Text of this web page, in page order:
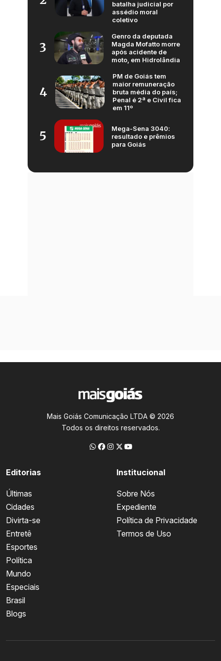
batalha judicial por
assédio moral
coletivo
3
Genro da deputada
Magda Mofatto morre
após acidente de
moto, em Hidrolândia
4
PM de Goiás tem
maior remuneração
bruta média do país;
Penal é 2ª e Civil fica
em 11º
5
Mega-Sena 3040:
resultado e prêmios
para Goiás
Mais Goiás Comunicação LTDA © 2026
Todos os direitos reservados.
Editorias
Últimas
Cidades
Divirta-se
Entretê
Esportes
Política
Mundo
Especiais
Brasil
Blogs
Institucional
Sobre Nós
Expediente
Política de Privacidade
Termos de Uso